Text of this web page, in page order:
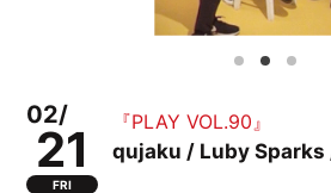
02/
21
FRI
『PLAY VOL.90』
qujaku / Luby Sparks